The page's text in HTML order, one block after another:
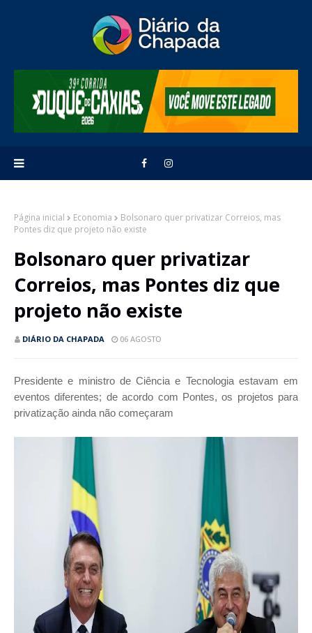
Página inicial Economia
Bolsonaro quer privatizar Correios, mas
Pontes diz que projeto não existe
Bolsonaro quer privatizar
Correios, mas Pontes diz que
projeto não existe
DIÁRIO DA CHAPADA 06 AGOSTO
Presidente e ministro de Ciência e Tecnologia estavam em
eventos diferentes; de acordo com Pontes, os projetos para
privatização ainda não começaram